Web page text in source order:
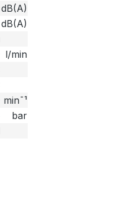
dB(A)
dB(A)
l/min
min¯¹
bar